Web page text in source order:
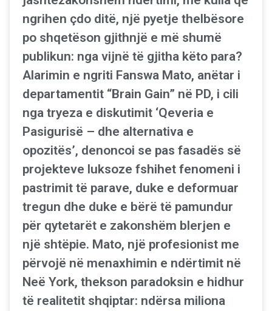
ngrihen çdo ditë, një pyetje thelbësore
po shqetëson gjithnjë e më shumë
publikun: nga vijnë të gjitha këto para?
Alarimin e ngriti Fanswa Mato, anëtar i
departamentit “Brain Gain” në PD, i cili
nga tryeza e diskutimit ‘Qeveria e
Pasigurisë – dhe alternativa e
opozitës’, denoncoi se pas fasadës së
projekteve luksoze fshihet fenomeni i
pastrimit të parave, duke e deformuar
tregun dhe duke e bërë të pamundur
për qytetarët e zakonshëm blerjen e
një shtëpie. Mato, një profesionist me
përvojë në menaxhimin e ndërtimit në
Neë York, thekson paradoksin e hidhur
të realitetit shqiptar: ndërsa miliona